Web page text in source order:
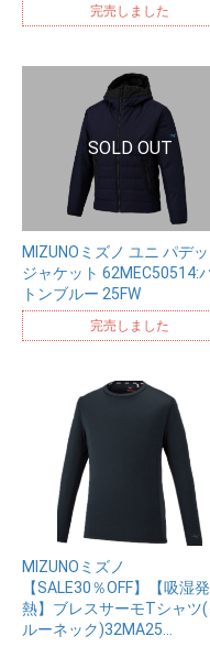
完売しました
MIZUNOミズノ ユニ パデ
ジャケット 62MEC50514:
トンブルー 25FW
完売しました
MIZUNOミズノ
【SALE30％OFF】【吸湿発
熱】ブレスサーモTシャツ(
ルーネック)32MA25…